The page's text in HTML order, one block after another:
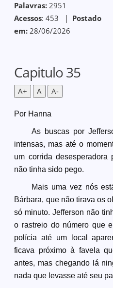
Palavras: 2951
Acessos: 453 | Postado
em: 28/06/2026
Capitulo 35
A+ A A-
Por Hanna
As buscas por
intensas, mas até o
um corrida
não tinha sido pego.
Mais uma vez nós
Bárbara, que não tirava os
só minuto. Jefferson não
o rastreio do número que
polícia até um local
ficava próximo à favela
antes, mas chegando lá
nada que levasse até seu